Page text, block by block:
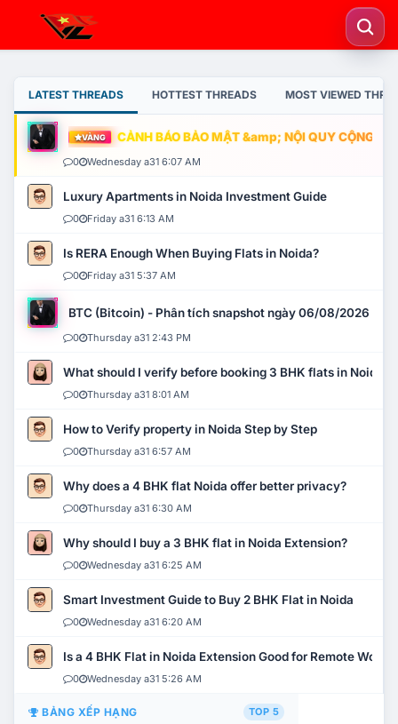
LATEST THREADS HOTTEST THREADS MOST VIEWED
VÀNG CẢNH BÁO BẢO MẬT &amp; NỘI QUY CỘNG
0 Wednesday a31 6:07 AM
Luxury Apartments in Noida Investment Guide
0 Friday a31 6:13 AM
Is RERA Enough When Buying Flats in Noida?
0 Friday a31 5:37 AM
BTC (Bitcoin) - Phân tích snapshot ngày 06/08/2026
0 Thursday a31 2:43 PM
What should I verify before booking 3 BHK flats in Noida?
0 Thursday a31 8:01 AM
How to Verify property in Noida Step by Step
0 Thursday a31 6:57 AM
Why does a 4 BHK flat Noida offer better privacy?
0 Thursday a31 6:30 AM
Why should I buy a 3 BHK flat in Noida Extension?
0 Wednesday a31 6:25 AM
Smart Investment Guide to Buy 2 BHK Flat in Noida
0 Wednesday a31 6:20 AM
Is a 4 BHK Flat in Noida Extension Good for Remote Work?
0 Wednesday a31 5:26 AM
BẢNG XẾP HẠNG TOP 5